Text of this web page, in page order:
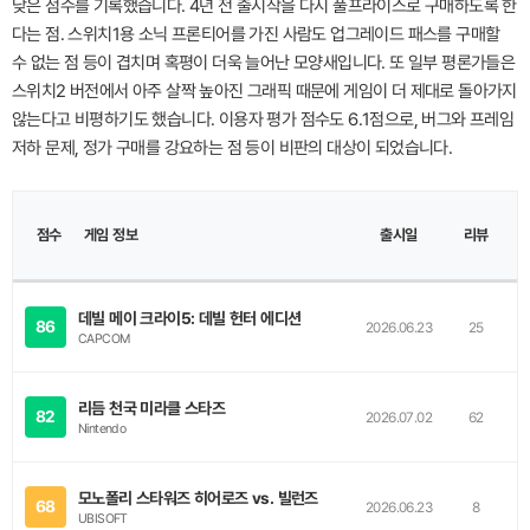
낮은 점수를 기록했습니다. 4년 전 출시작을 다시 풀프라이스로 구매하도록 한
다는 점. 스위치1용 소닉 프론티어를 가진 사람도 업그레이드 패스를 구매할
수 없는 점 등이 겹치며 혹평이 더욱 늘어난 모양새입니다. 또 일부 평론가들은
스위치2 버전에서 아주 살짝 높아진 그래픽 때문에 게임이 더 제대로 돌아가지
않는다고 비평하기도 했습니다. 이용자 평가 점수도 6.1점으로, 버그와 프레임
저하 문제, 정가 구매를 강요하는 점 등이 비판의 대상이 되었습니다.
점수
미게임 정보 출시일 리뷰
86 데빌 메이 크라이5: 데빌 헌터 에디션
CAPCOM
2026.06.23 25
82 리듬 천국 미라클 스타즈
Nintendo
2026.07.02 62
68 모노폴리 스타워즈 히어로즈 vs. 빌런즈
UBISOFT
2026.06.23 8